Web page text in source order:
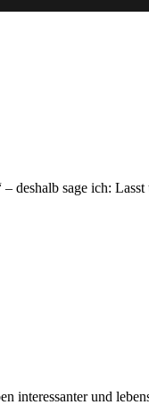
deshalb sage ich:
interessanter und